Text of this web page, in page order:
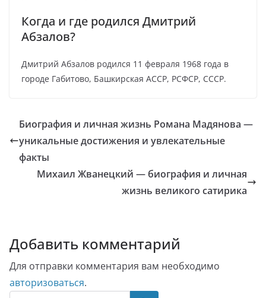
Когда и где родился Дмитрий
Абзалов?
Дмитрий Абзалов родился 11 февраля 1968 года в
городе Габитово, Башкирская АССР, РСФСР, СССР.
Биография и личная жизнь Романа Мадянова —
уникальные достижения и увлекательные
факты
Михаил Жванецкий — биография и личная
жизнь великого сатирика
Добавить комментарий
Для отправки комментария вам необходимо
авторизоваться.